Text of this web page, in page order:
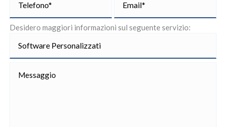
Desidero maggiori informazioni sul seguente servizio: